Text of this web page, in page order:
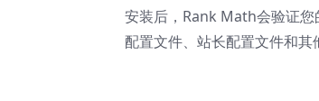
安装后，Rank Math会验证您
配置文件、站长配置文件和其